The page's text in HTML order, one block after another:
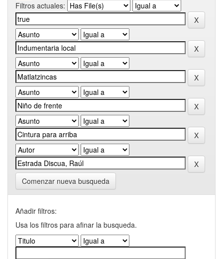
Filtros actuales:
Comenzar nueva busqueda
Añadir filtros:
Usa los filtros para afinar la busqueda.